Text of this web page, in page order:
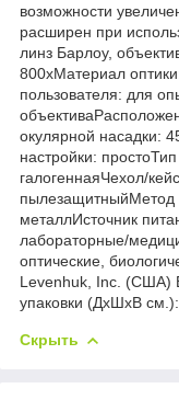
возможности
расширен при
линз Барлоу,
800хМатериал
пользователя: для
окулярной насадки:
настройки:
галогеннаяЧехол/
пылезащитныйМетод
металлИсточник
лабораторные/
оптические,
Levenhuk, Inc. (США)
упаковки (ДхШхВ
Скрыть